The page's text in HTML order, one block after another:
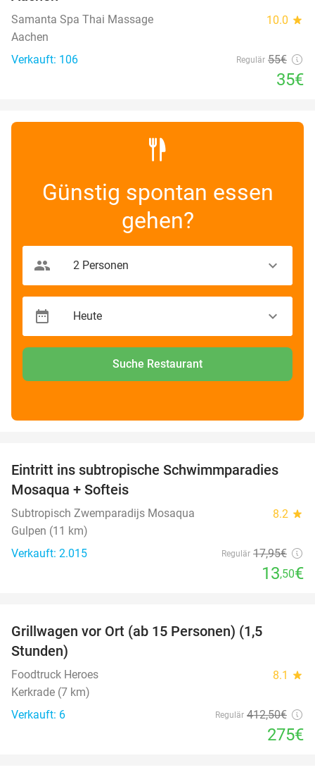
Samanta Spa Thai Massage 10.0 star
Aachen
Verkauft: 106
Regulär 55€
35€
Günstig spontan essen
gehen?
Suche Restaurant
25%
Eintritt ins subtropische Schwimmparadies
Mosaqua + Softeis
Subtropisch Zwemparadijs Mosaqua 8.2 star
Gulpen (11 km)
Verkauft: 2.015
Regulär 17,95€
13,50€
Grillwagen vor Ort (ab 15 Personen) (1,5
Stunden)
Foodtruck Heroes 8.1 star
Kerkrade (7 km)
Verkauft: 6
Regulär 412,50€
275€